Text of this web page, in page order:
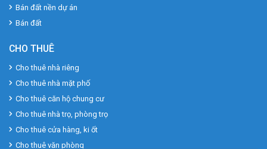
Bán đất nền dự án
Bán đất
CHO THUÊ
Cho thuê nhà riêng
Cho thuê nhà mặt phố
Cho thuê căn hộ chung cư
Cho thuê nhà trọ, phòng trọ
Cho thuê cửa hàng, ki ốt
Cho thuê văn phòng